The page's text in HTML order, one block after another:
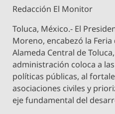
Redacción El Monitor
Toluca, México.- El
Moreno, encabezó la
Alameda Central de
administración coloca a
políticas públicas, al
asociaciones civiles y
eje fundamental del